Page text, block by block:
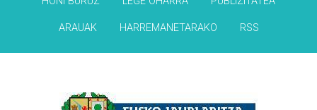
ARAUAK HARREMANETARAKO RSS